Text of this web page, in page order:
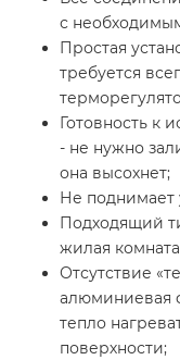
с
Простая
требуется
Готовность к
- не нужно
она высохнет;
Не поднимает
Подходящий
жилая
Отсутствие
алюминиевая
тепло
поверхности;